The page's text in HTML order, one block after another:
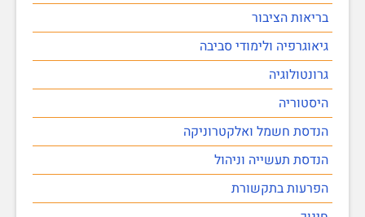
בריאות הציבור
גיאוגרפיה ולימודי סביבה
גרונטולוגיה
היסטוריה
הנדסת חשמל ואלקטרוניקה
הנדסת תעשייה וניהול
הפרעות בתקשורת